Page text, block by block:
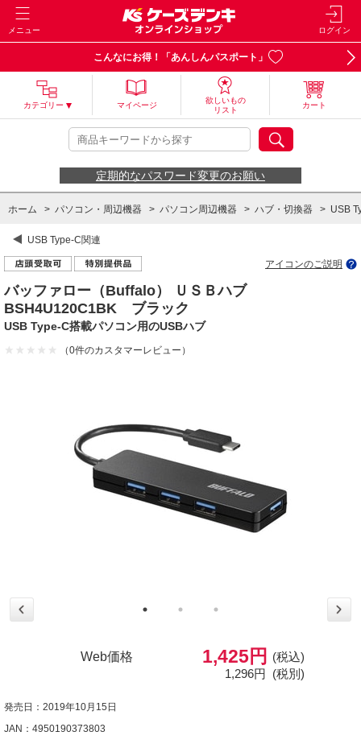
メニュー ログイン
こんなにお得！「あんしんパスポート」
カテゴリー マイページ
欲しいもの
リスト
カート
定期的なパスワード変更のお願い
ホーム > パソコン・周辺機器 > パソコン周辺機器 > ハブ・切換器 > USB
USB Type-C関連
アイコンのご説明
バッファロー（Buffalo） ＵＳＢハブ
BSH4U120C1BK ブラック
USB Type-C搭載パソコン用のUSBハブ
（0件のカスタマーレビュー）
Web価格 1,425円
(税込)
1,296円 (税別)
発売日：2019年10月15日
JAN：4950190373803